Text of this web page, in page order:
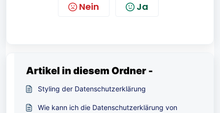
Nein Ja
Artikel in diesem Ordner -
Styling der Datenschutzerklärung
Wie kann ich die Datenschutzerklärung von